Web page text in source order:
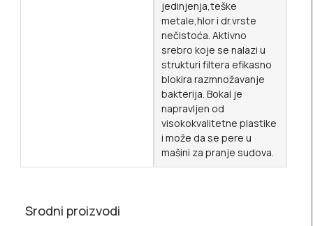
jedinjenja,teške
metale,hlor i dr.vrste
nečistoća. Aktivno
srebro koje se nalazi u
strukturi filtera efikasno
blokira razmnožavanje
bakterija. Bokal je
napravljen od
visokokvalitetne plastike
i može da se pere u
mašini za pranje sudova.
Srodni proizvodi